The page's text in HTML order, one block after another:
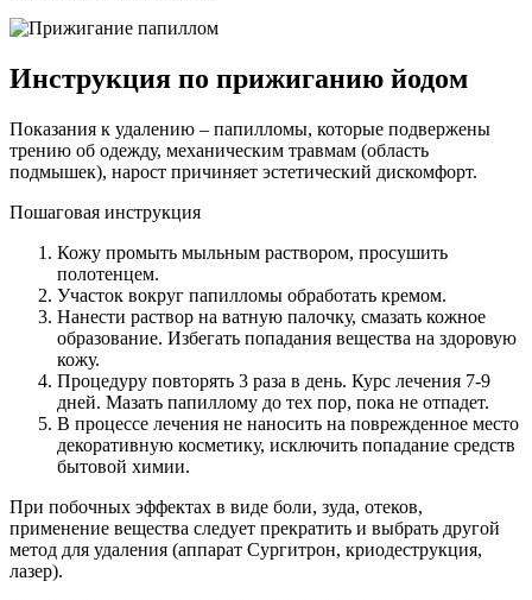
Инструкция по прижиганию йодом
Показания к удалению – папилломы, которые подвержены
трению об одежду, механическим травмам (область
подмышек), нарост причиняет эстетический дискомфорт.
Пошаговая инструкция
Кожу промыть мыльным раствором, просушить
полотенцем.
Участок вокруг папилломы обработать кремом.
Нанести раствор на ватную палочку, смазать кожное
образование. Избегать попадания вещества на здоровую
кожу.
Процедуру повторять 3 раза в день. Курс лечения 7-9
дней. Мазать папиллому до тех пор, пока не отпадет.
В процессе лечения не наносить на поврежденное место
декоративную косметику, исключить попадание средств
бытовой химии.
При побочных эффектах в виде боли, зуда, отеков,
применение вещества следует прекратить и выбрать другой
метод для удаления (аппарат Сургитрон, криодеструкция,
лазер).